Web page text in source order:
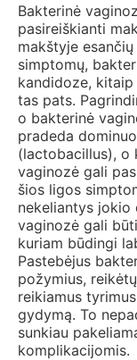
Bakterinė
pasireiškianti
makštyje
simptomų,
kandidoze,
tas pats.
o bakterinė
pradeda
(lactobacillus), o
vaginozė gali
šios ligos
nekeliantys
vaginozė gali
kuriam būdingi
Pastebėjus
požymius,
reikiamus
gydymą. To
sunkiau
komplikacijomis.